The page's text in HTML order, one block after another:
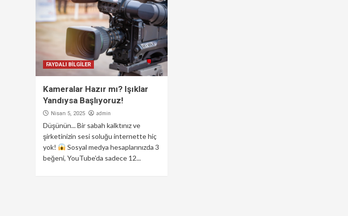
FAYDALI BİLGİLER
Kameralar Hazır mı? Işıklar
Yandıysa Başlıyoruz!
Nisan 5, 2025 admin
Düşünün... Bir sabah kalktınız ve
şirketinizin sesi soluğu internette hiç
yok!
Sosyal medya hesaplarınızda 3
beğeni, YouTube’da sadece 12...